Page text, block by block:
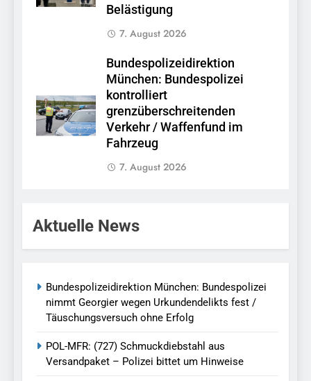
Belästigung
7. August 2026
Bundespolizeidirektion
München: Bundespolizei
kontrolliert
grenzüberschreitenden
Verkehr / Waffenfund im
Fahrzeug
7. August 2026
Aktuelle News
Bundespolizeidirektion München: Bundespolizei
nimmt Georgier wegen Urkundendelikts fest /
Täuschungsversuch ohne Erfolg
POL-MFR: (727) Schmuckdiebstahl aus
Versandpaket – Polizei bittet um Hinweise